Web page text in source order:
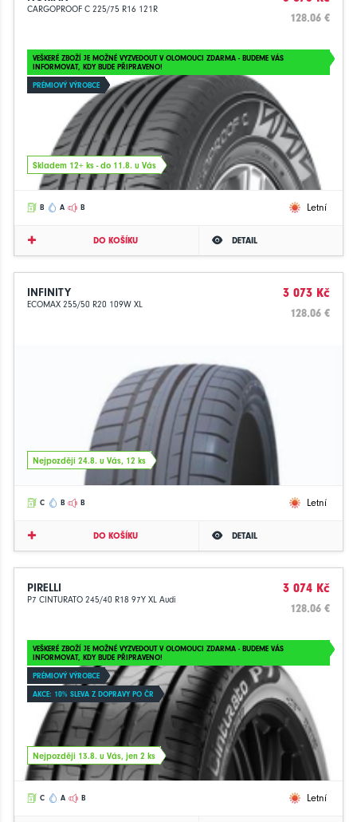
CARGOPROOF C 225/75 R16 121R
128.06 €
VEŠKERÉ ZBOŽÍ JE MOŽNÉ VYZVEDOUT V OLOMOUCI ZDARMA - BUDEME VÁS
INFORMOVAT, KDY BUDE PŘIPRAVENO!
PRÉMIOVÝ VÝROBCE
Skladem 12+ ks - do 11.8. u Vás
B A B Letní
DO KOŠÍKU DETAIL
INFINITY
ECOMAX 255/50 R20 109W XL
3 073 Kč
128.06 €
Nejpozději 24.8. u Vás, 12 ks
C B B Letní
DO KOŠÍKU DETAIL
PIRELLI
P7 CINTURATO 245/40 R18 97Y XL Audi
3 074 Kč
128.06 €
VEŠKERÉ ZBOŽÍ JE MOŽNÉ VYZVEDOUT V OLOMOUCI ZDARMA - BUDEME VÁS
INFORMOVAT, KDY BUDE PŘIPRAVENO!
PRÉMIOVÝ VÝROBCE
AKCE: 10% SLEVA Z DOPRAVY PO ČR
Nejpozději 13.8. u Vás, jen 2 ks
C A B Letní